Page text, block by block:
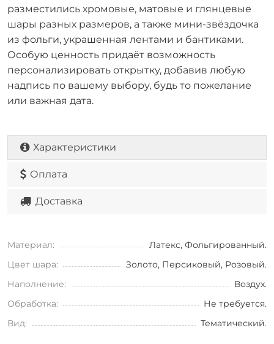
разместились хромовые, матовые и глянцевые
шары разных размеров, а также мини-звёздочка
из фольги, украшенная лентами и бантиками.
Особую ценность придаёт возможность
персонализировать открытку, добавив любую
надпись по вашему выбору, будь то пожелание
или важная дата.
Характеристики
Оплата
Доставка
Материал:
Латекс, Фольгированный.
Цвет шара:
Золото, Персиковый, Розовый.
Наполнение:
Воздух.
Обработка:
Не требуется.
Вид:
Тематический.